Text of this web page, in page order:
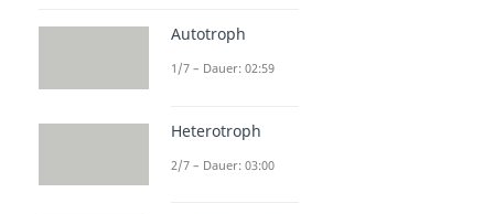
Autotroph
1/7 – Dauer: 02:59
Heterotroph
2/7 – Dauer: 03:00